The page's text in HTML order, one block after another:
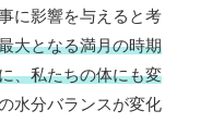
に影響を与えると考
大となる満月の時期
、私たちの体にも変
水分バランスが変化